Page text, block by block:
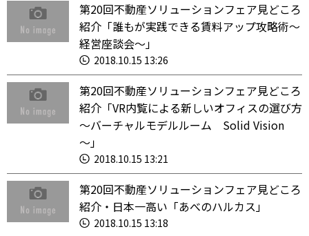
第20回不動産ソリューションフェア見どころ
紹介「誰もが実践できる賃料アップ攻略術～
経営座談会～」
2018.10.15 13:26
第20回不動産ソリューションフェア見どころ
紹介「VR内覧による新しいオフィスの選び方
～バーチャルモデルルーム Solid Vision
～」
2018.10.15 13:21
第20回不動産ソリューションフェア見どころ
紹介・日本一高い「あべのハルカス」
2018.10.15 13:18